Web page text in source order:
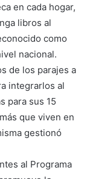
en cada hogar,
libros al
como
nacional.
de los parajes a
integrarlos al
para sus 15
que viven en
gestionó
al Programa